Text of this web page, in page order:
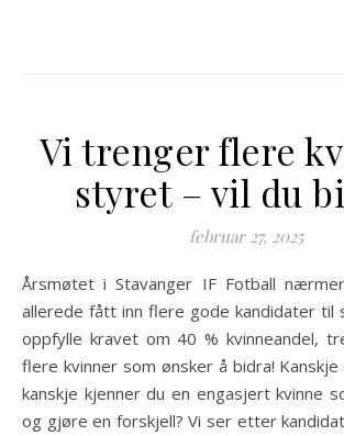
Vi trenger flere
styret – vil du
februar 27, 2025
Årsmøtet i Stavanger IF Fotball nærmer seg, og vi har
allerede fått inn flere gode kandidater til
oppfylle kravet om 40 % kvinneandel,
flere kvinner som ønsker å bidra!
kanskje kjenner du en engasjert kvinne
og gjøre en forskjell? Vi ser etter